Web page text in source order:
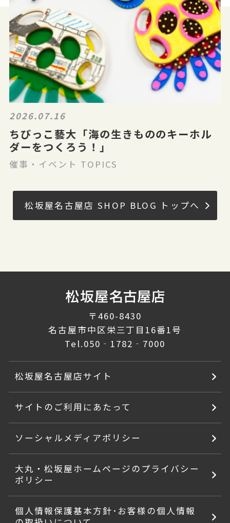
2026.07.16
ちびっこ藝大「海の生きもののキーホル
ダーをつくろう！」
催事・イベント TOPICS
松坂屋名古屋店 SHOP BLOG トップへ
〒460-8430
名古屋市中区栄三丁目16番1号
Tel.050‐1782‐7000
松坂屋名古屋店サイト
サイトのご利用にあたって
ソーシャルメディアポリシー
大丸・松坂屋ホームページのプライバシー
ポリシー
個人情報保護基本方針･お客様の個人情報